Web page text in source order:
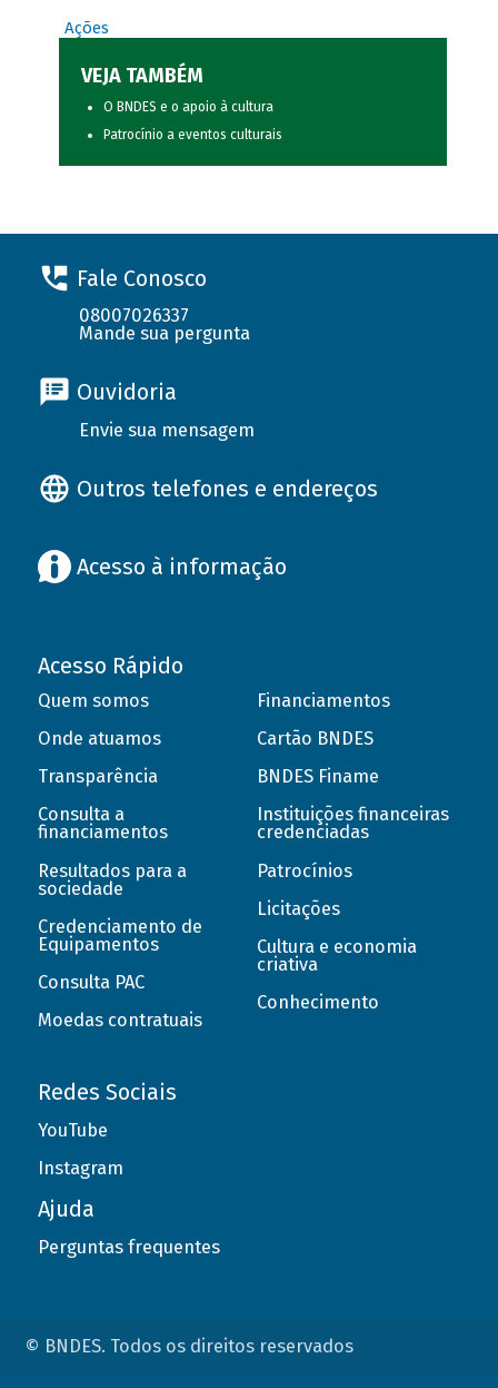
Ações
VEJA TAMBÉM
O BNDES e o apoio à cultura
Patrocínio a eventos culturais
Fale Conosco
08007026337
Mande sua pergunta
Ouvidoria
Envie sua mensagem
Outros telefones e endereços
Acesso à informação
Acesso Rápido
Quem somos
Onde atuamos
Transparência
Consulta a
financiamentos
Resultados para a
sociedade
Credenciamento de
Equipamentos
Consulta PAC
Moedas contratuais
Financiamentos
Cartão BNDES
BNDES Finame
Instituições financeiras
credenciadas
Patrocínios
Licitações
Cultura e economia
criativa
Conhecimento
Redes Sociais
YouTube
Instagram
Ajuda
Perguntas frequentes
© BNDES. Todos os direitos reservados